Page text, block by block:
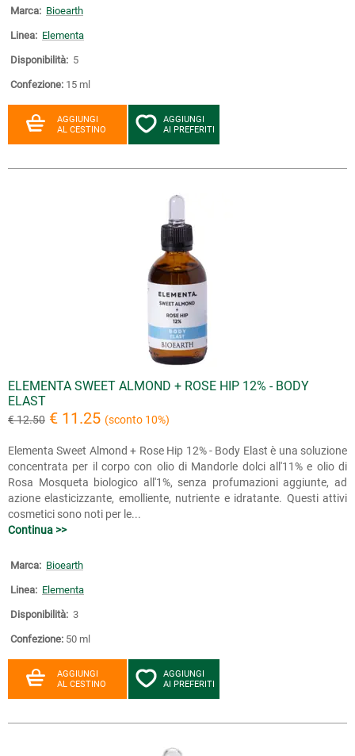
Marca: Bioearth
Linea: Elementa
Disponibilità: 5
Confezione: 15 ml
AGGIUNGI
AL CESTINO
AGGIUNGI
AI PREFERITI
ELEMENTA SWEET ALMOND + ROSE HIP 12% - BODY
ELAST
€ 12.50 € 11.25 (sconto 10%)
Elementa Sweet Almond + Rose Hip 12% - Body Elast è una soluzione
concentrata per il corpo con olio di Mandorle dolci all'11% e olio di
Rosa Mosqueta biologico all'1%, senza profumazioni aggiunte, ad
azione elasticizzante, emolliente, nutriente e idratante. Questi attivi
cosmetici sono noti per le...
Continua >>
Marca: Bioearth
Linea: Elementa
Disponibilità: 3
Confezione: 50 ml
AGGIUNGI
AL CESTINO
AGGIUNGI
AI PREFERITI